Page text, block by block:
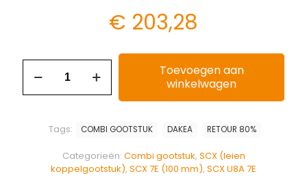
€ 203,28
Toevoegen aan
winkelwagen
Categorieën: Combi gootstuk, SCX (leien
koppelgootstuk), SCX 7E (100 mm), SCX U8A 7E
Tags: COMBI GOOTSTUK DAKEA RETOUR 80%